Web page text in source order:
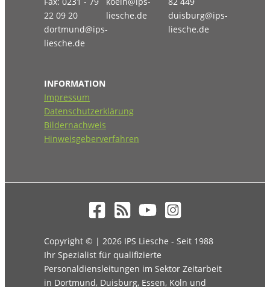
22 09 20
dortmund@ips-
liesche.de
liesche.de
duisburg@ips-
liesche.de
INFORMATION
Impressum
Datenschutzerklärung
Bildernachweis
Hinweisgeberverfahren
Copyright © | 2026 IPS Liesche - Seit 1988
Ihr Spezialist für qualifizierte
Personaldiensleitungen im Sektor Zeitarbeit
in Dortmund, Duisburg, Essen, Köln und